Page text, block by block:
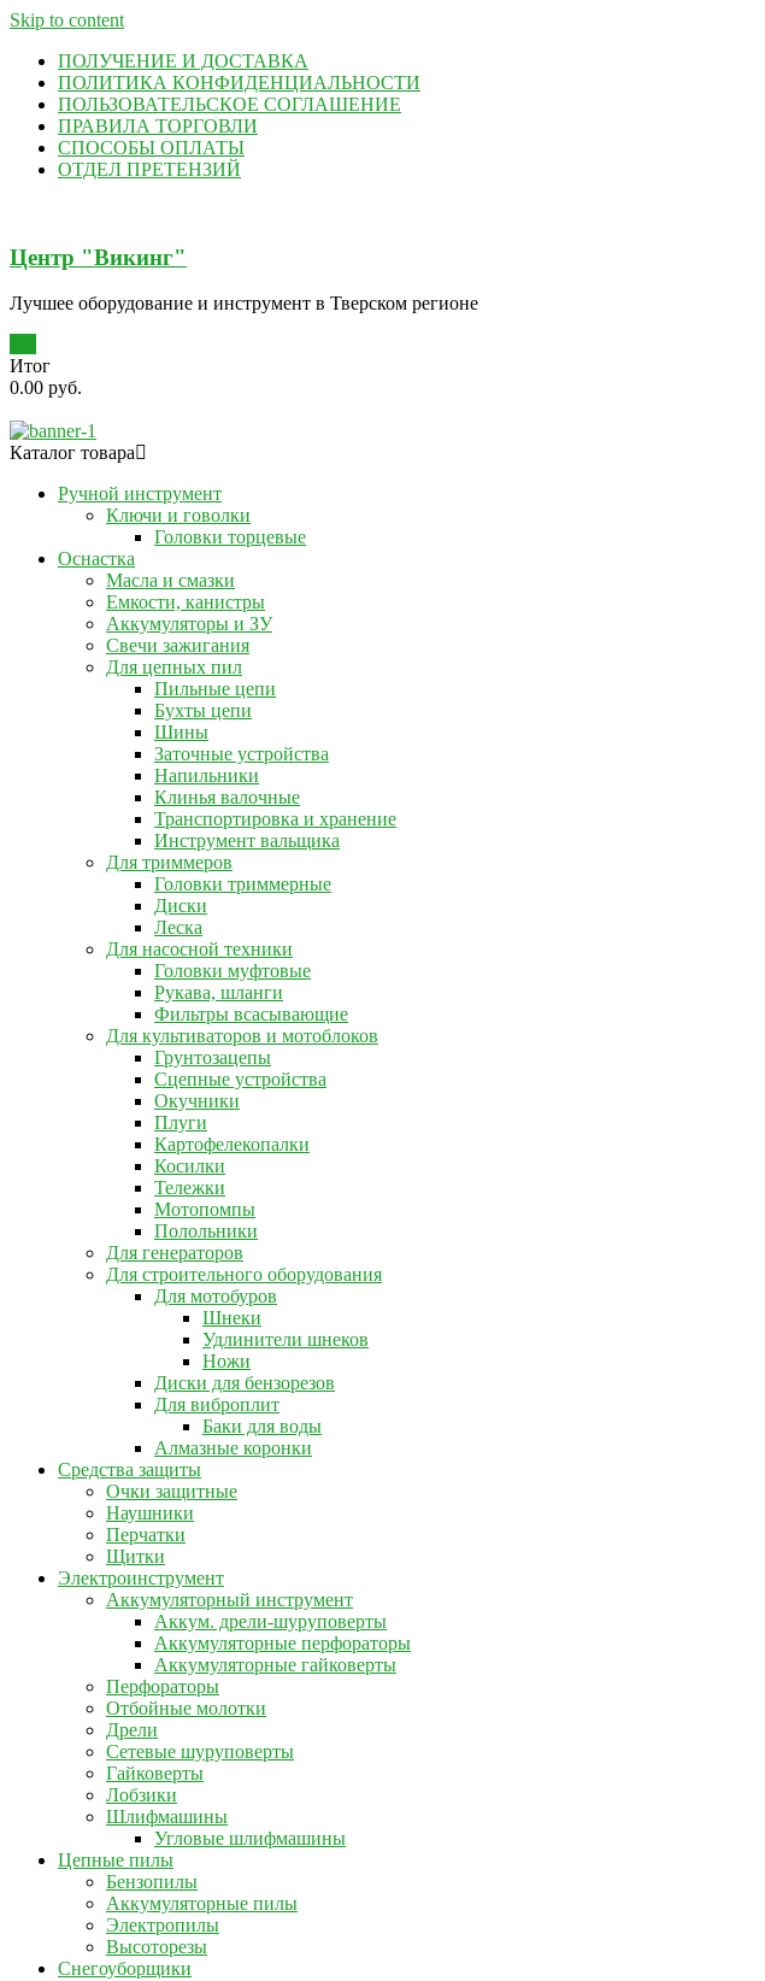
Skip to content
ПОЛУЧЕНИЕ И ДОСТАВКА
ПОЛИТИКА КОНФИДЕНЦИАЛЬНОСТИ
ПОЛЬЗОВАТЕЛЬСКОЕ СОГЛАШЕНИЕ
ПРАВИЛА ТОРГОВЛИ
СПОСОБЫ ОПЛАТЫ
ОТДЕЛ ПРЕТЕНЗИЙ
Центр "Викинг"
Лучшее оборудование и инструмент в Тверском регионе
Итог
0.00 руб.
Каталог товара
Ручной инструмент
Ключи и говолки
Головки торцевые
Оснастка
Масла и смазки
Емкости, канистры
Аккумуляторы и ЗУ
Свечи зажигания
Для цепных пил
Пильные цепи
Бухты цепи
Шины
Заточные устройства
Напильники
Клинья валочные
Транспортировка и хранение
Инструмент вальщика
Для триммеров
Головки триммерные
Диски
Леска
Для насосной техники
Головки муфтовые
Рукава, шланги
Фильтры всасывающие
Для культиваторов и мотоблоков
Грунтозацепы
Сцепные устройства
Окучники
Плуги
Картофелекопалки
Косилки
Тележки
Мотопомпы
Полольники
Для генераторов
Для строительного оборудования
Для мотобуров
Шнеки
Удлинители шнеков
Ножи
Диски для бензорезов
Для виброплит
Баки для воды
Алмазные коронки
Средства защиты
Очки защитные
Наушники
Перчатки
Щитки
Электроинструмент
Аккумуляторный инструмент
Аккум. дрели-шуруповерты
Аккумуляторные перфораторы
Аккумуляторные гайковерты
Перфораторы
Отбойные молотки
Дрели
Сетевые шуруповерты
Гайковерты
Лобзики
Шлифмашины
Угловые шлифмашины
Цепные пилы
Бензопилы
Аккумуляторные пилы
Электропилы
Высоторезы
Снегоуборщики